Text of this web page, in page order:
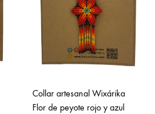
Collar artesanal Wixárika
Flor de peyote rojo y azul